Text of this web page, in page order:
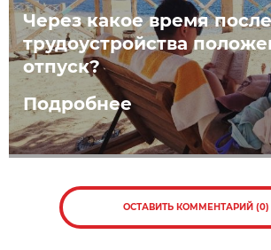
Через какое время
трудоустройства
отпуск?
Подробнее
ОСТАВИТЬ КОММЕНТАРИЙ (0)